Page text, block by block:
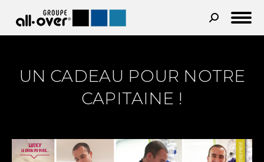
Recherche
:
UN CADEAU POUR NOTRE
CAPITAINE !